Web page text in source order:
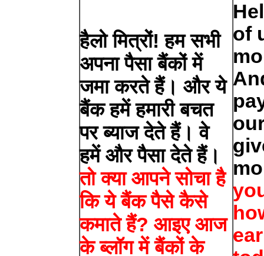
हैलो मित्रों! हम सभी
अपना पैसा बैंकों में
जमा करते हैं। और ये
बैंक हमें हमारी बचत
पर ब्याज देते हैं। वे
हमें और पैसा देते हैं।
तो क्या आपने सोचा है
कि ये बैंक पैसे कैसे
कमाते हैं? आइए आज
के ब्लॉग में बैंकों के
of